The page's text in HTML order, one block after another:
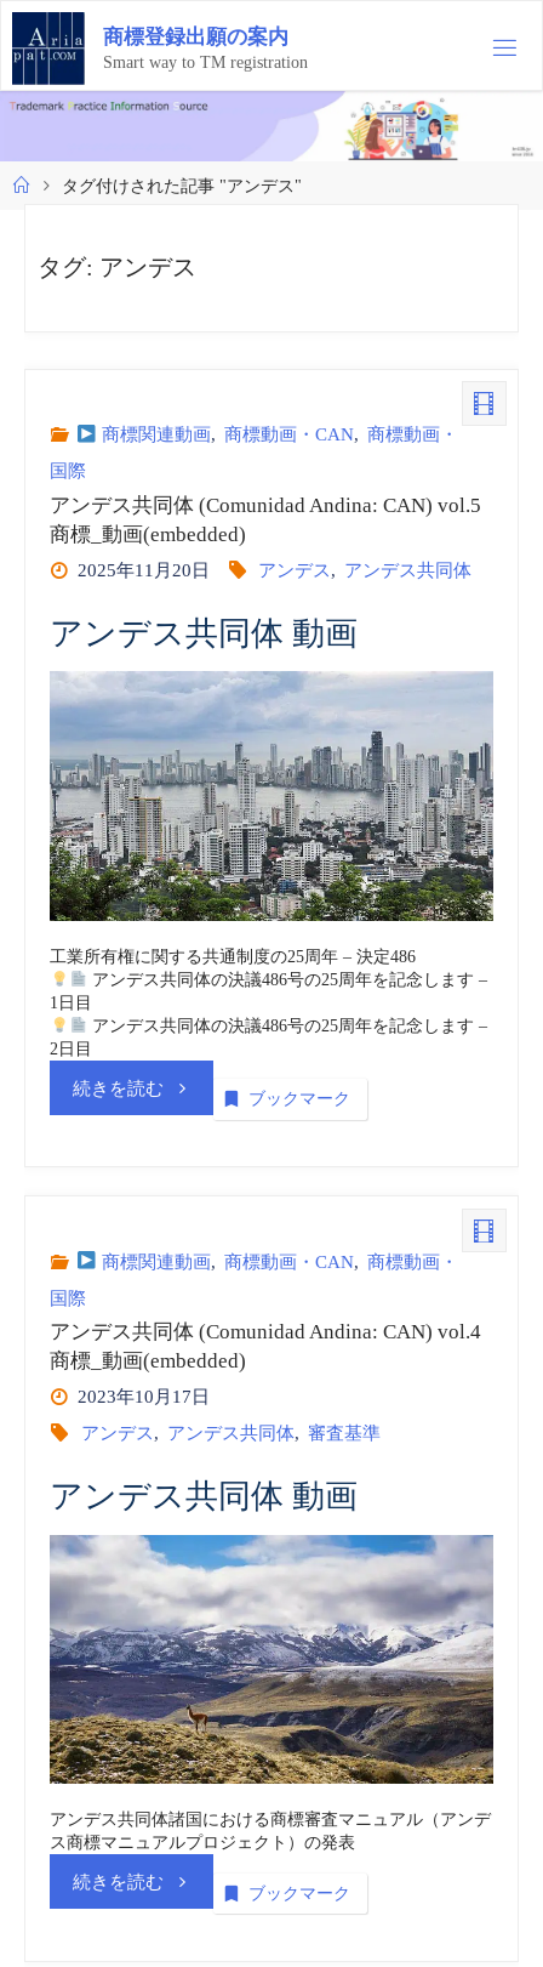
コ
テ
ン
ツ
ス
キ
商標登録出願の案内
Smart way to TM registration
ホ
タグ付けされた記事 "アンデス"
タグ: アンデス
商標関連動画, 商標動画・CAN, 商標動画・
国際
アンデス共同体 (Comunidad Andina: CAN) vol.5
商標_動画(embedded)
2025年11月20日 アンデス, アンデス共同体
アンデス共同体 動画
工業所有権に関する共通制度の25周年 – 決定486
アンデス共同体の決議486号の25周年を記念します –
1日目
アンデス共同体の決議486号の25周年を記念します –
2日目
続きを読む“ア
ス
同
CAN)
vol.5
商
標
動
画
ブックマーク
商標関連動画, 商標動画・CAN, 商標動画・
国際
アンデス共同体 (Comunidad Andina: CAN) vol.4
商標_動画(embedded)
2023年10月17日
アンデス, アンデス共同体, 審査基準
アンデス共同体 動画
アンデス共同体諸国における商標審査マニュアル（アンデ
ス商標マニュアルプロジェクト）の発表
続きを読む“ア
ブックマーク